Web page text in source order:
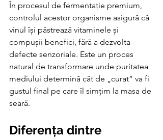
În procesul de fermentație premium,
controlul acestor organisme asigură că
vinul își păstrează vitaminele și
compușii benefici, fără a dezvolta
defecte senzoriale. Este un proces
natural de transformare unde puritatea
mediului determină cât de „curat” va fi
gustul final pe care îl simțim la masa de
seară.
Diferența dintre